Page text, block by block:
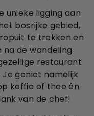
unieke ligging aan
bosrijke gebied,
te trekken en
de wandeling
restaurant
geniet namelijk
koffie of thee én
van de chef!